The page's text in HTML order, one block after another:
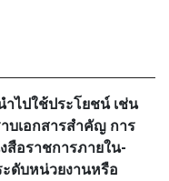
ไปใช้ประโยชน์ เช่น
บเอกสารสำคัญ การ
สือราชการภายใน-
ดับหน่วยงานหรือ